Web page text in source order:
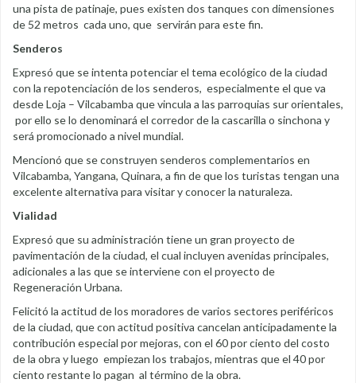
una pista de patinaje, pues existen dos tanques con dimensiones
de 52 metros cada uno, que servirán para este fin.
Senderos
Expresó que se intenta potenciar el tema ecológico de la ciudad
con la repotenciación de los senderos, especialmente el que va
desde Loja – Vilcabamba que vincula a las parroquias sur orientales,
por ello se lo denominará el corredor de la cascarilla o sinchona y
será promocionado a nivel mundial.
Mencionó que se construyen senderos complementarios en
Vilcabamba, Yangana, Quinara, a fin de que los turistas tengan una
excelente alternativa para visitar y conocer la naturaleza.
Vialidad
Expresó que su administración tiene un gran proyecto de
pavimentación de la ciudad, el cual incluyen avenidas principales,
adicionales a las que se interviene con el proyecto de
Regeneración Urbana.
Felicitó la actitud de los moradores de varios sectores periféricos
de la ciudad, que con actitud positiva cancelan anticipadamente la
contribución especial por mejoras, con el 60 por ciento del costo
de la obra y luego empiezan los trabajos, mientras que el 40 por
ciento restante lo pagan al término de la obra.